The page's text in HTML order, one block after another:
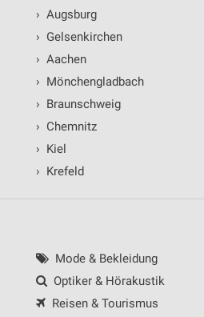
› Augsburg
› Gelsenkirchen
› Aachen
› Mönchengladbach
› Braunschweig
› Chemnitz
› Kiel
› Krefeld
Mode & Bekleidung
Optiker & Hörakustik
Reisen & Tourismus